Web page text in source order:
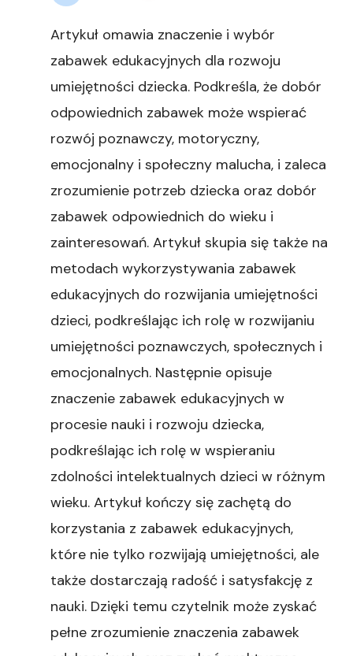
Artykuł omawia znaczenie i wybór
zabawek edukacyjnych dla rozwoju
umiejętności dziecka. Podkreśla, że dobór
odpowiednich zabawek może wspierać
rozwój poznawczy, motoryczny,
emocjonalny i społeczny malucha, i zaleca
zrozumienie potrzeb dziecka oraz dobór
zabawek odpowiednich do wieku i
zainteresowań. Artykuł skupia się także na
metodach wykorzystywania zabawek
edukacyjnych do rozwijania umiejętności
dzieci, podkreślając ich rolę w rozwijaniu
umiejętności poznawczych, społecznych i
emocjonalnych. Następnie opisuje
znaczenie zabawek edukacyjnych w
procesie nauki i rozwoju dziecka,
podkreślając ich rolę w wspieraniu
zdolności intelektualnych dzieci w różnym
wieku. Artykuł kończy się zachętą do
korzystania z zabawek edukacyjnych,
które nie tylko rozwijają umiejętności, ale
także dostarczają radość i satysfakcję z
nauki. Dzięki temu czytelnik może zyskać
pełne zrozumienie znaczenia zabawek